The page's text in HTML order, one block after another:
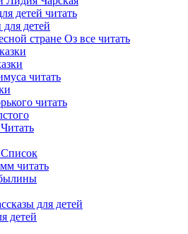
детей читать
детей
стране Оз все читать
читать
читать
читать
для детей
детей